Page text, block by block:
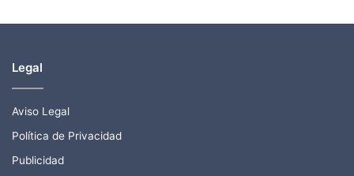
Legal
Aviso Legal
Política de Privacidad
Publicidad